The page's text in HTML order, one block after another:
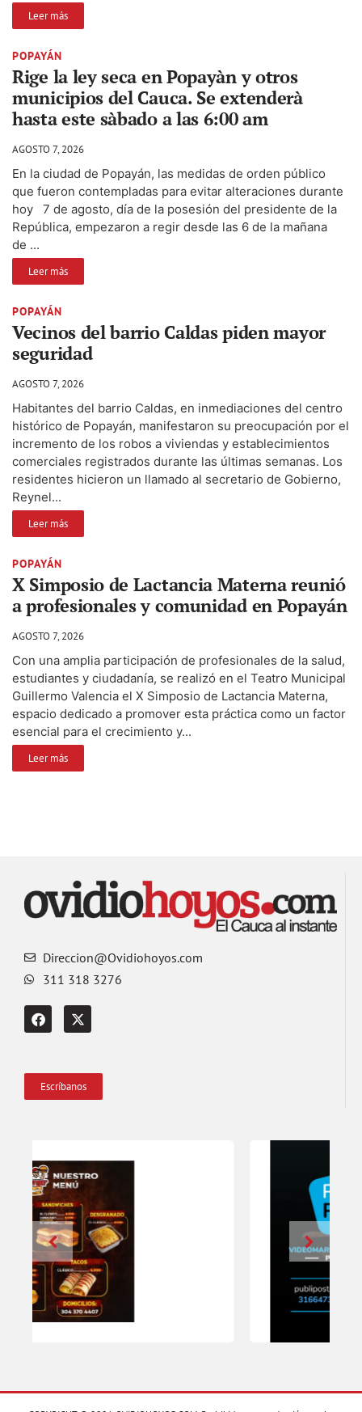
Leer más
POPAYÁN
Rige la ley seca en Popayàn y otros
municipios del Cauca. Se extenderà
hasta este sàbado a las 6:00 am
AGOSTO 7, 2026
En la ciudad de Popayán, las medidas de orden público
que fueron contempladas para evitar alteraciones durante
hoy 7 de agosto, día de la posesión del presidente de la
República, empezaron a regir desde las 6 de la mañana
de ...
Leer más
POPAYÁN
Vecinos del barrio Caldas piden mayor
seguridad
AGOSTO 7, 2026
Habitantes del barrio Caldas, en inmediaciones del centro
histórico de Popayán, manifestaron su preocupación por el
incremento de los robos a viviendas y establecimientos
comerciales registrados durante las últimas semanas. Los
residentes hicieron un llamado al secretario de Gobierno,
Reynel...
Leer más
POPAYÁN
X Simposio de Lactancia Materna reunió
a profesionales y comunidad en Popayán
AGOSTO 7, 2026
Con una amplia participación de profesionales de la salud,
estudiantes y ciudadanía, se realizó en el Teatro Municipal
Guillermo Valencia el X Simposio de Lactancia Materna,
espacio dedicado a promover esta práctica como un factor
esencial para el crecimiento y...
Leer más
Direccion@Ovidiohoyos.com
311 318 3276
Escríbanos